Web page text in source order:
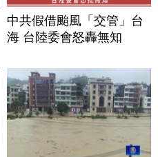
中共假借颱風「交管」台
海 台陸委會怒轟無知